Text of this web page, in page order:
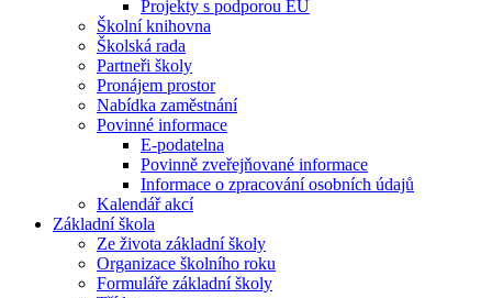
Projekty s podporou EU
Školní knihovna
Školská rada
Partneři školy
Pronájem prostor
Nabídka zaměstnání
Povinné informace
E-podatelna
Povinně zveřejňované informace
Informace o zpracování osobních údajů
Kalendář akcí
Základní škola
Ze života základní školy
Organizace školního roku
Formuláře základní školy